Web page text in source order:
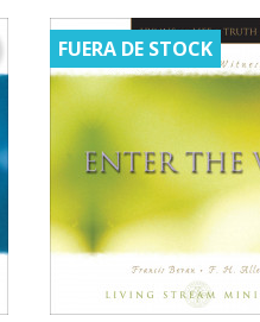
FUERA DE STOCK